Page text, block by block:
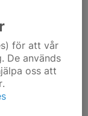
för att vår
De används
oss att